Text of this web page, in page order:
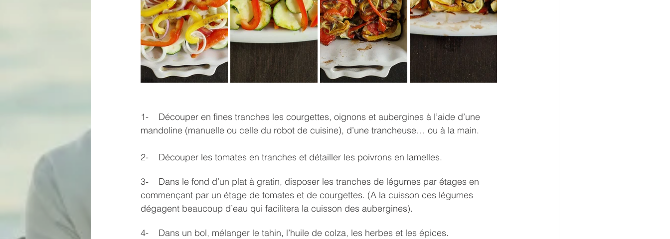
1-    Découper en fines tranches les courgettes, oignons et aubergines à l’aide d’une
mandoline (manuelle ou celle du robot de cuisine), d’une trancheuse… ou à la main.
2-    Découper les tomates en tranches et détailler les poivrons en lamelles.
3-    Dans le fond d’un plat à gratin, disposer les tranches de légumes par étages en
commençant par un étage de tomates et de courgettes. (A la cuisson ces légumes
dégagent beaucoup d’eau qui facilitera la cuisson des aubergines).
4-    Dans un bol, mélanger le tahin, l’huile de colza, les herbes et les épices.